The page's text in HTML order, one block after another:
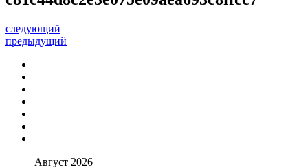
следующий
предыдущий
Август 2026